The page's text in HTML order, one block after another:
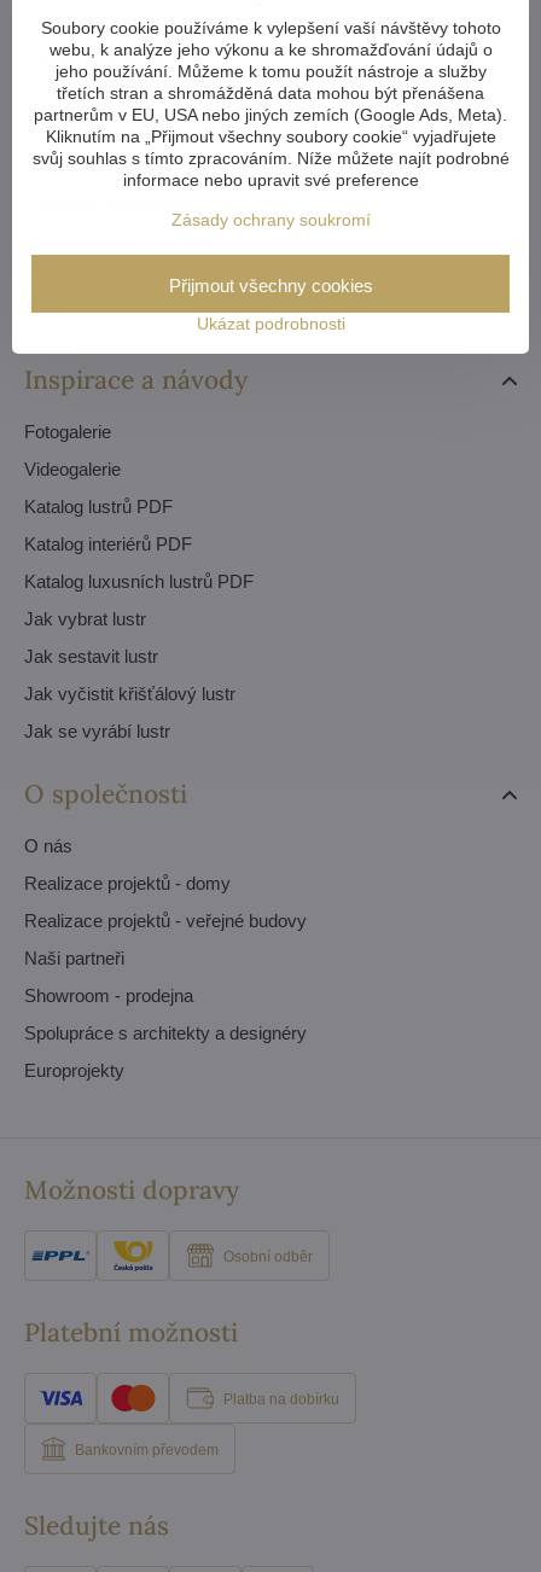
Doprava a platba
Záruka a reklamace
Výroba na míru
Reference
Nejčastější dotazy
Inspirace a návody
Fotogalerie
Videogalerie
Katalog lustrů PDF
Katalog interiérů PDF
Katalog luxusních lustrů PDF
Jak vybrat lustr
Jak sestavit lustr
Jak vyčistit křišťálový lustr
Jak se vyrábí lustr
O společnosti
O nás
Realizace projektů - domy
Realizace projektů - veřejné budovy
Naši partneři
Showroom - prodejna
Spolupráce s architekty a designéry
Europrojekty
Možnosti dopravy
Osobní odběr
Platební možnosti
Platba na dobírku
Bankovním převodem
Sledujte nás
Soubory cookie používáme k vylepšení vaší návštěvy tohoto
webu, k analýze jeho výkonu a ke shromažďování údajů o
jeho používání. Můžeme k tomu použít nástroje a služby
třetích stran a shromážděná data mohou být přenášena
partnerům v EU, USA nebo jiných zemích (Google Ads, Meta).
Kliknutím na „Přijmout všechny soubory cookie“ vyjadřujete
svůj souhlas s tímto zpracováním. Níže můžete najít podrobné
informace nebo upravit své preference
Zásady ochrany soukromí
Ukázat podrobnosti
Přijmout všechny cookies